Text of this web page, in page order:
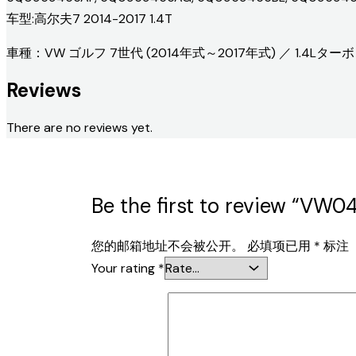
车型:高尔夫7 2014-2017 1.4T
車種：VW ゴルフ 7世代 (2014年式～2017年式) ／ 1.4Lターボ
Reviews
There are no reviews yet.
Be the first to review
您的邮箱地址不会被公开。 必填项已用 * 标注
Your rating *